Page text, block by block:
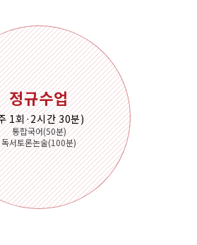
정규수업
1회·2시간 30분)
통합국어(50분)
독서토론논술(100분)